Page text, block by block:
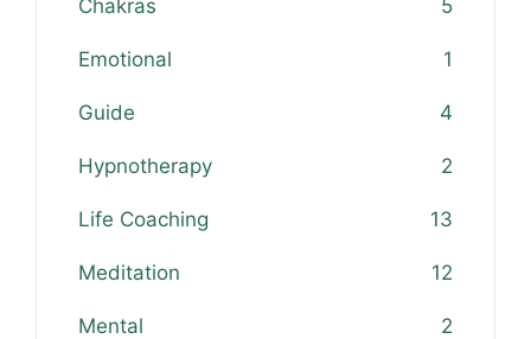
Chakras 5
Emotional 1
Guide 4
Hypnotherapy 2
Life Coaching 13
Meditation 12
Mental 2